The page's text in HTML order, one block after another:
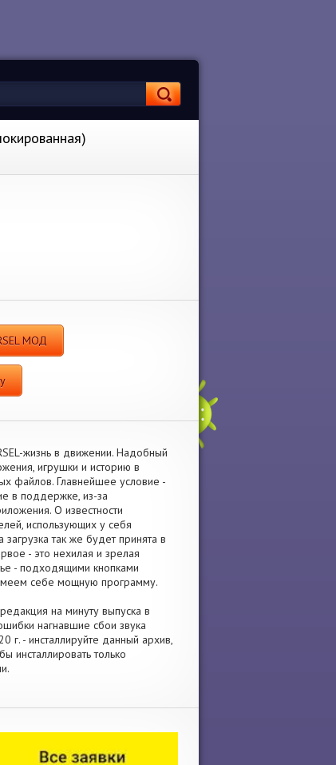
МОД
жизнь в движении. Надобный
игрушки и историю в
файлов. Главнейшее условие -
в поддержке, из-за
О известности
использующих у себя
так же будет принята в
- это нехилая и зрелая
- подходящими кнопками
себе мощную программу.
на минуту выпуска в
нагнавшие сбои звука
г. - инсталлируйте данный архив,
инсталлировать только